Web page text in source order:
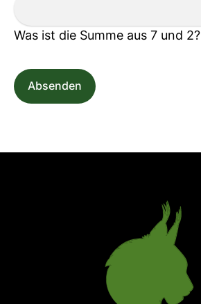
Was ist die Summe aus 7 und 2?
Absenden